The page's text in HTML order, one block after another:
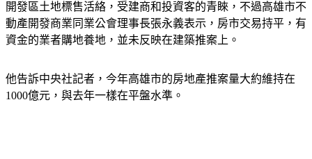
開發區土地標售活絡，受建商和投資客的青睞，不過高雄市不
動產開發商業同業公會理事長張永義表示，房市交易持平，有
資金的業者購地養地，並未反映在建築推案上。
他告訴中央社記者，今年高雄市的房地產推案量大約維持在
1000億元，與去年一樣在平盤水準。